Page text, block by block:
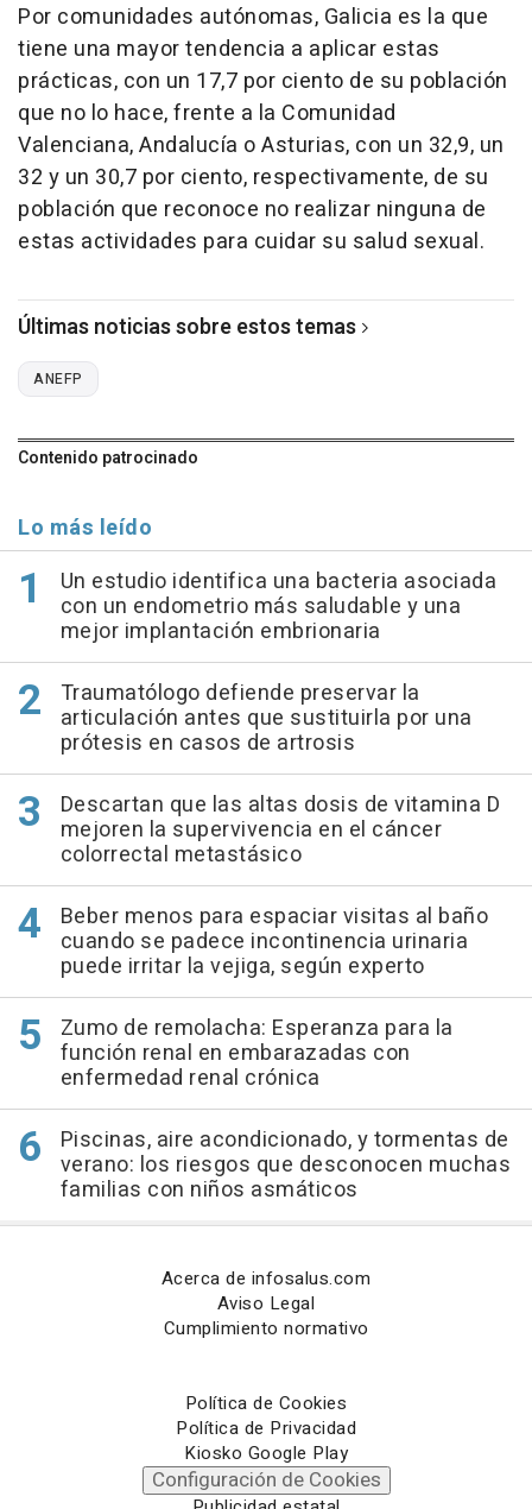
Por comunidades autónomas, Galicia es la que
tiene una mayor tendencia a aplicar estas
prácticas, con un 17,7 por ciento de su población
que no lo hace, frente a la Comunidad
Valenciana, Andalucía o Asturias, con un 32,9, un
32 y un 30,7 por ciento, respectivamente, de su
población que reconoce no realizar ninguna de
estas actividades para cuidar su salud sexual.
Últimas noticias sobre estos temas
ANEFP
Contenido patrocinado
Lo más leído
Un estudio identifica una bacteria asociada
con un endometrio más saludable y una
mejor implantación embrionaria
Traumatólogo defiende preservar la
articulación antes que sustituirla por una
prótesis en casos de artrosis
Descartan que las altas dosis de vitamina D
mejoren la supervivencia en el cáncer
colorrectal metastásico
Beber menos para espaciar visitas al baño
cuando se padece incontinencia urinaria
puede irritar la vejiga, según experto
Zumo de remolacha: Esperanza para la
función renal en embarazadas con
enfermedad renal crónica
Piscinas, aire acondicionado, y tormentas de
verano: los riesgos que desconocen muchas
familias con niños asmáticos
Acerca de infosalus.com
Aviso Legal
Cumplimiento normativo
Política de Cookies
Política de Privacidad
Kiosko Google Play
Configuración de Cookies